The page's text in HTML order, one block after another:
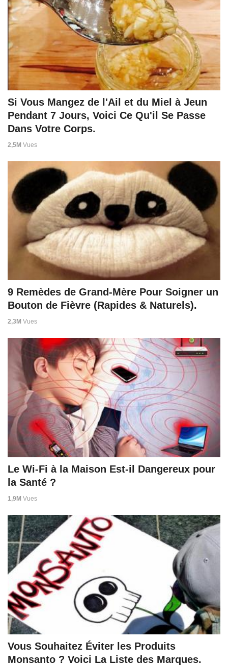
Si Vous Mangez de l'Ail et du Miel à Jeun
Pendant 7 Jours, Voici Ce Qu'il Se Passe
Dans Votre Corps.
2,5M Vues
9 Remèdes de Grand-Mère Pour Soigner un
Bouton de Fièvre (Rapides & Naturels).
2,3M Vues
Le Wi-Fi à la Maison Est-il Dangereux pour
la Santé ?
1,9M Vues
Vous Souhaitez Éviter les Produits
Monsanto ? Voici La Liste des Marques.